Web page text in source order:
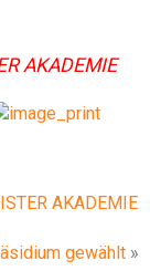
AKADEMIE
AKADEMIE
gewählt »